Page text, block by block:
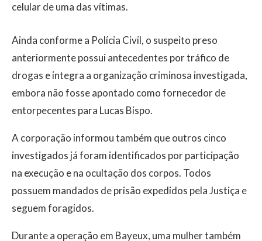
celular de uma das vítimas.
Ainda conforme a Polícia Civil, o suspeito preso
anteriormente possui antecedentes por tráfico de
drogas e integra a organização criminosa investigada,
embora não fosse apontado como fornecedor de
entorpecentes para Lucas Bispo.
A corporação informou também que outros cinco
investigados já foram identificados por participação
na execução e na ocultação dos corpos. Todos
possuem mandados de prisão expedidos pela Justiça e
seguem foragidos.
Durante a operação em Bayeux, uma mulher também